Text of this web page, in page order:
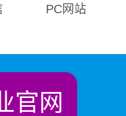
PC网站
官网